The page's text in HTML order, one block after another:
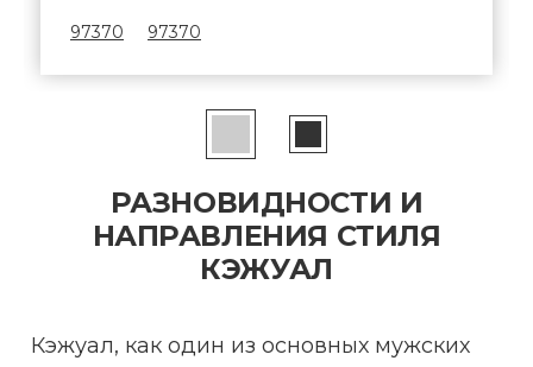
97370 97370
РАЗНОВИДНОСТИ И
НАПРАВЛЕНИЯ СТИЛЯ
КЭЖУАЛ
Кэжуал, как один из основных мужских